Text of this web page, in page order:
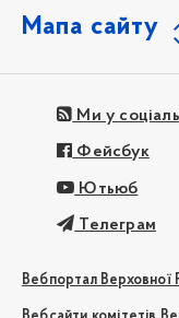
Мапа сайту
Ми у
Фейсбук
Ютьюб
Телеграм
Вебпортал Верховної